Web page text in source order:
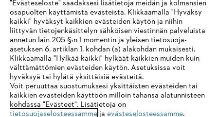
Palvelut
Yleiset ehdot Tietosuojakäytäntö Impressum
Evästeet Takuuehdot Oikeudelliset tiedot
IHR BROWSER WIRD NICHT
UNTERSTÜTZT
Sie nutzen einen Browser, den wir noch nicht unterstützen. Für
eine optimale Nutzung unserer Seite empfehlen wir Ihnen, zu
einem der folgenden Browser zu wechseln:
"Evästeseloste" saadaksesi lisätietoja meidän ja kolmansien
osapuolten käyttämistä evästeistä. Klikkaamalla "Hyväksy
kaikki" hyväksyt kaikkien evästeiden käytön ja niihin
liittyvän tietojenkäsittelyn sähköisen viestinnän palveluista
annetun lain 205 §:n 1 momentin ja yleisen tietosuoja-
asetuksen 6. artiklan 1. kohdan (a) alakohdan mukaisesti.
Klikkaamalla "Hylkää kaikki" hylkäät kaikkien muiden kuin
välttämättömien evästeiden käytön. Asetuksissa voit
hyväksyä tai hylätä yksittäisiä evästeitä.
Voit peruuttaa suostumuksesi yksittäisten evästeiden tai
kaikkien evästeiden käyttöön milloin tahansa alatunnisteen
kohdassa "Evästeet". Lisätietoja on
tietosuojaselosteessammeja evästeselosteessamme.